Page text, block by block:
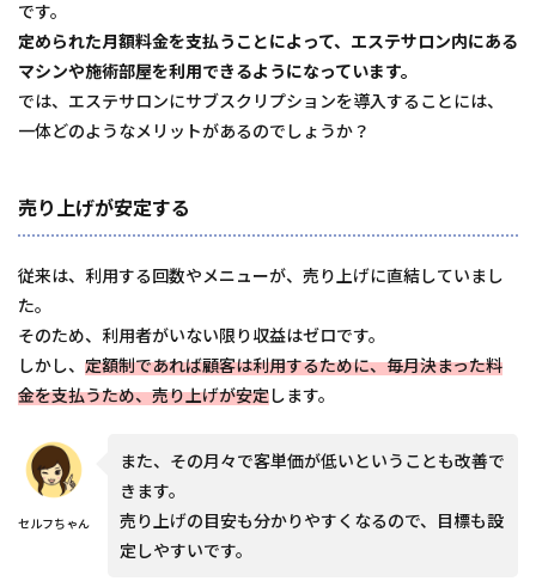
です。
定められた月額料金を支払うことによって、エステサロン内にある
マシンや施術部屋を利用できるようになっています。
では、エステサロンにサブスクリプションを導入することには、
一体どのようなメリットがあるのでしょうか？
売り上げが安定する
従来は、利用する回数やメニューが、売り上げに直結していまし
た。
そのため、利用者がいない限り収益はゼロです。
しかし、 定額制であれば顧客は利用するために、毎月決まった料
金を支払うため、売り上げが安定します。
セルフちゃん
また、その月々で客単価が低いということも改善で
きます。
売り上げの目安も分かりやすくなるので、目標も設
定しやすいです。